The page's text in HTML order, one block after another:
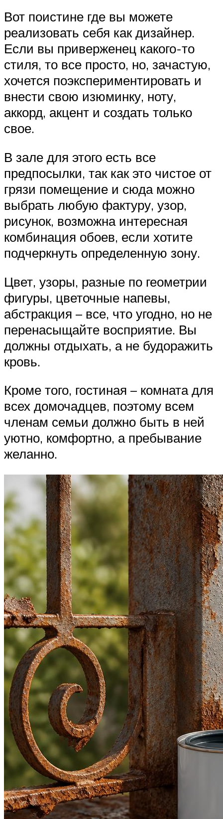
Вот поистине где вы можете
реализовать себя как дизайнер.
Если вы приверженец какого-то
стиля, то все просто, но, зачастую,
хочется поэкспериментировать и
внести свою изюминку, ноту,
аккорд, акцент и создать только
свое.
В зале для этого есть все
предпосылки, так как это чистое от
грязи помещение и сюда можно
выбрать любую фактуру, узор,
рисунок, возможна интересная
комбинация обоев, если хотите
подчеркнуть определенную зону.
Цвет, узоры, разные по геометрии
фигуры, цветочные напевы,
абстракция – все, что угодно, но не
перенасыщайте восприятие. Вы
должны отдыхать, а не будоражить
кровь.
Кроме того, гостиная – комната для
всех домочадцев, поэтому всем
членам семьи должно быть в ней
уютно, комфортно, а пребывание
желанно.